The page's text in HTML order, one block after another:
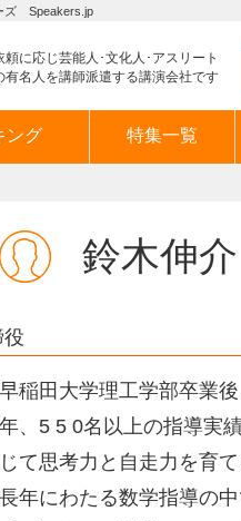
ズ Speakers.jp
頼に応じ芸能人･文化人･アスリート
有名人を講師派遣する講演会社です
ング 特集一覧
鈴木伸介
早稲田大学理工学部卒業
年、5 5 0名以上の指導実
じて思考力と自走力を育
長年にわたる数学指導の